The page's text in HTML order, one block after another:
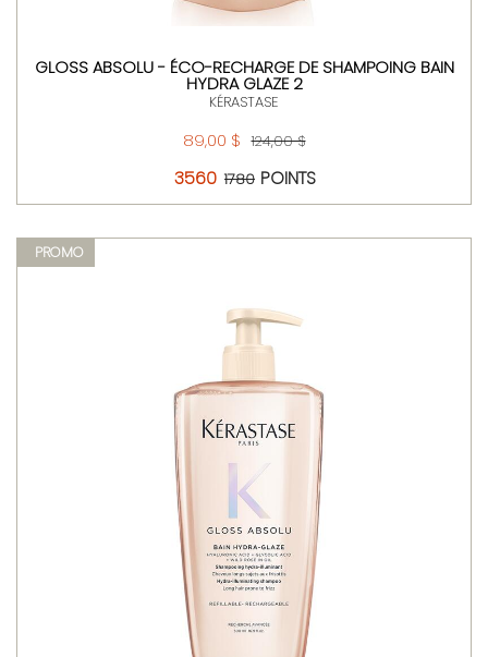
GLOSS ABSOLU - ÉCO-RECHARGE DE SHAMPOING BAIN
HYDRA GLAZE 2
KÉRASTASE
89,00 $ 124,00 $
3560 1780 POINTS
PROMO